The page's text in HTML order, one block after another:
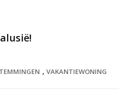
, VAKANTIEWONING